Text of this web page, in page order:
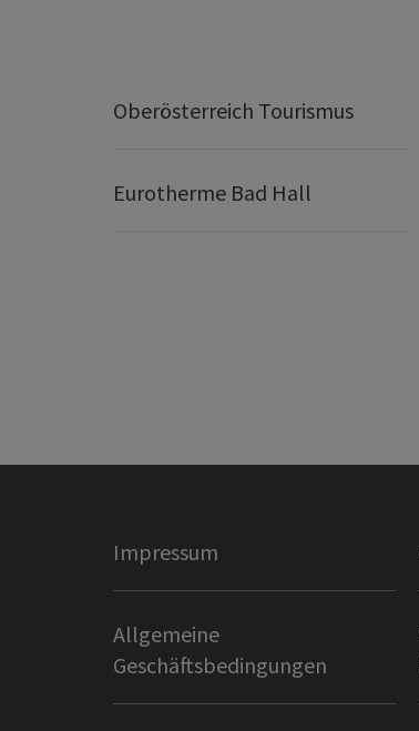
Oberösterreich Tourismus
Eurotherme Bad Hall
Impressum
Allgemeine
Geschäftsbedingungen